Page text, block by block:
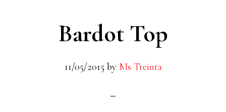
Bardot Top
11/05/2015 by Ms Treinta